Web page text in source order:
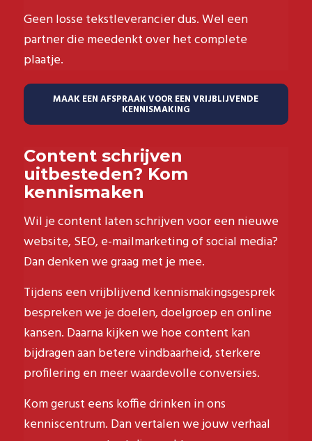
Geen losse tekstleverancier dus. Wel een
partner die meedenkt over het complete
plaatje.
MAAK EEN AFSPRAAK VOOR EEN VRIJBLIJVENDE
KENNISMAKING
Content schrijven
uitbesteden? Kom
kennismaken
Wil je content laten schrijven voor een nieuwe
website, SEO, e-mailmarketing of social media?
Dan denken we graag met je mee.
Tijdens een vrijblijvend kennismakingsgesprek
bespreken we je doelen, doelgroep en online
kansen. Daarna kijken we hoe content kan
bijdragen aan betere vindbaarheid, sterkere
profilering en meer waardevolle conversies.
Kom gerust eens koffie drinken in ons
kenniscentrum. Dan vertalen we jouw verhaal